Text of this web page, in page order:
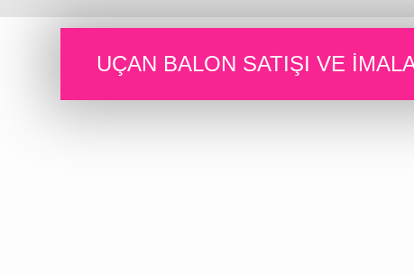
UÇAN BALON SATIŞI VE